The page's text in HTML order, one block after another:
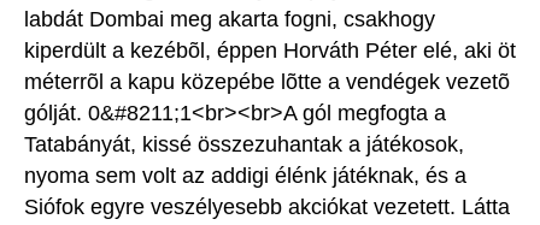
labdát Dombai meg akarta fogni, csakhogy
kiperdült a kezébõl, éppen Horváth Péter elé, aki öt
méterrõl a kapu közepébe lõtte a vendégek vezetõ
gólját. 0&#8211;1<br><br>A gól megfogta a
Tatabányát, kissé összezuhantak a játékosok,
nyoma sem volt az addigi élénk játéknak, és a
Siófok egyre veszélyesebb akciókat vezetett. Látta